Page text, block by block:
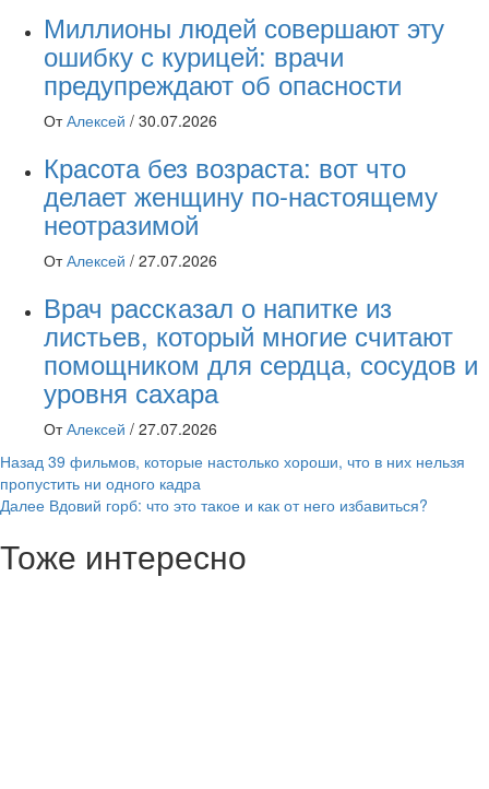
Миллионы людей совершают эту
ошибку с курицей: врачи
предупреждают об опасности
От Алексей / 30.07.2026
Красота без возраста: вот что
делает женщину по-настоящему
неотразимой
От Алексей / 27.07.2026
Врач рассказал о напитке из
листьев, который многие считают
помощником для сердца, сосудов и
уровня сахара
От Алексей / 27.07.2026
Навигация
записи
Назад 39 фильмов, которые настолько хороши, что в них нельзя
пропустить ни одного кадра
Далее Вдовий горб: что это такое и как от него избавиться?
Тоже интересно